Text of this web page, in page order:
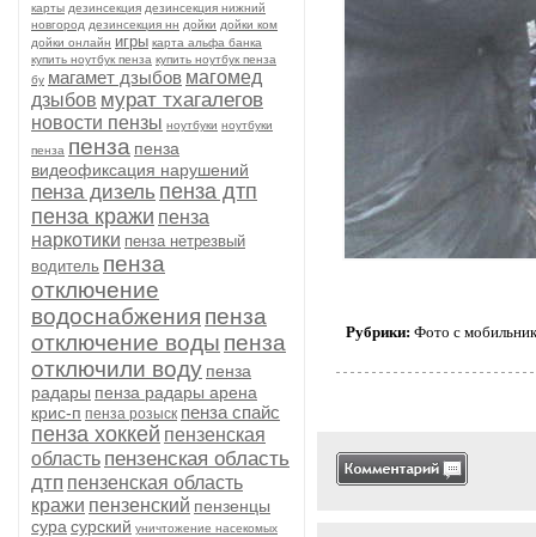
карты дезинсекция дезинсекция нижний
новгород дезинсекция нн дойки дойки ком
дойки онлайн игры карта альфа банка
купить ноутбук пенза купить ноутбук пенза
бу магамет дзыбов магомед
дзыбов мурат тхагалегов
новости пензы ноутбуки ноутбуки
пенза пенза пенза
видеофиксация нарушений
пенза дизель пенза дтп
пенза кражи пенза
наркотики пенза нетрезвый
водитель пенза
отключение
водоснабжения пенза
отключение воды пенза
отключили воду пенза
радары пенза радары арена
крис-п пенза розыск пенза спайс
пенза хоккей пензенская
область пензенская область
дтп пензенская область
кражи пензенский пензенцы
сура сурский уничтожение насекомых
Рубрики: Фото с